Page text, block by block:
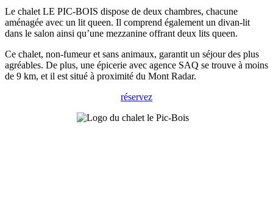
Le chalet LE PIC-BOIS dispose de deux chambres, chacune
aménagée avec un lit queen. Il comprend également un divan-lit
dans le salon ainsi qu’une mezzanine offrant deux lits queen.
Ce chalet, non-fumeur et sans animaux, garantit un séjour des plus
agréables. De plus, une épicerie avec agence SAQ se trouve à moins
de 9 km, et il est situé à proximité du Mont Radar.
réservez